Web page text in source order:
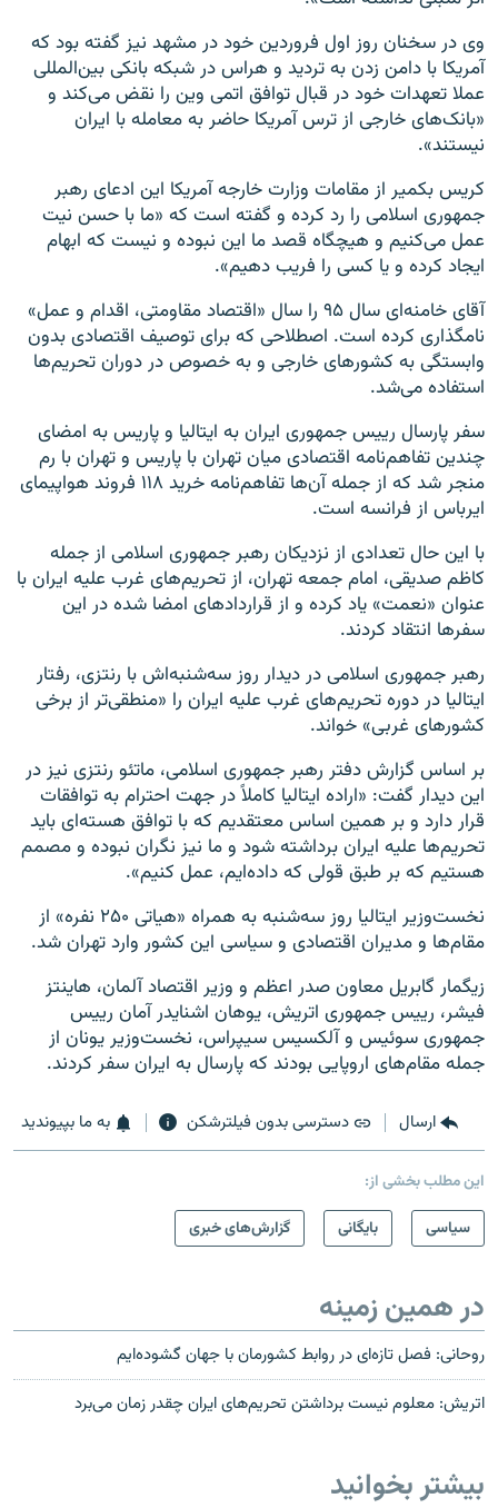
وی در سخنان روز اول فروردین خود در مشهد نیز گفته بود که
آمریکا با دامن زدن به تردید و هراس در شبکه بانکی بین‌المللی
عملا تعهدات خود در قبال توافق اتمی وین را نقض می‌کند و
«بانک‌های خارجی از ترس آمریکا حاضر به معامله با ایران
نیستند».
کریس بکمیر از مقامات وزارت خارجه آمریکا این ادعای رهبر
جمهوری اسلامی را رد کرده و گفته است که «ما با حسن نیت
عمل می‌کنیم و هیچگاه قصد ما این نبوده و نیست که ابهام
ایجاد کرده و یا کسی را فریب دهیم».
آقای خامنه‌ای سال ۹۵ را سال «اقتصاد مقاومتی، اقدام و عمل»
نامگذاری کرده است. اصطلاحی که برای توصیف اقتصادی بدون
وابستگی به کشورهای خارجی و به خصوص در دوران تحریم‌ها
استفاده می‌شد.
سفر پارسال رییس جمهوری ایران به ایتالیا و پاریس به امضای
چندین تفاهم‌نامه اقتصادی میان تهران با پاریس و تهران با رم
منجر شد که از جمله آن‌ها تفاهم‌نامه خرید ۱۱۸ فروند هواپیمای
ایرباس از فرانسه است.
با این حال تعدادی از نزدیکان رهبر جمهوری اسلامی از جمله
کاظم صدیقی، امام جمعه تهران، از تحریم‌های غرب علیه ایران با
عنوان «نعمت» یاد کرده و از قراردادهای امضا شده در این
سفر‌ها انتقاد کردند.
رهبر جمهوری اسلامی در دیدار روز سه‌شنبه‌اش با رنتزی، رفتار
ایتالیا در دوره تحریم‌های غرب علیه ایران را «منطقی‌تر از برخی
کشورهای غربی» خواند.
بر اساس گزارش دفتر رهبر جمهوری اسلامی، ماتئو رنتزی نیز در
این دیدار گفت: «اراده ایتالیا کاملاً در جهت احترام به توافقات
قرار دارد و بر همین اساس معتقدیم که با توافق هسته‌ای باید
تحریم‌ها علیه ایران برداشته شود و ما نیز نگران نبوده و مصمم
هستیم که بر طبق قولی که داده‌ایم، عمل ‌کنیم».
نخست‌وزیر ایتالیا روز سه‌شنبه به همراه «هیاتی ۲۵۰ نفره» از
مقام‌ها و مدیران اقتصادی و سیاسی این کشور وارد تهران شد.
زیگمار گابریل معاون صدر اعظم و وزیر اقتصاد آلمان، هاینتز
فیشر، رییس جمهوری اتریش، ‌یوهان اشنایدر آمان رییس
جمهوری سوئیس و آلکسیس سیپراس، نخست‌وزیر یونان از
جمله مقام‌های اروپایی بودند که پارسال به ایران سفر کردند.
ارسال دسترسی بدون فیلترشکن به ما بپیوندید
این مطلب بخشی از:
سیاسی
بایگانی گزارش‌های خبری
در همین زمینه
روحانی: فصل تازه‌ای در روابط کشورمان با جهان گشوده‌ایم
اتریش: معلوم نیست برداشتن تحریم‌های ایران چقدر زمان می‌برد
بیشتر بخوانید